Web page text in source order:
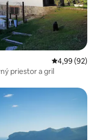
Priemerné
4,99 (92)
priestor a gril